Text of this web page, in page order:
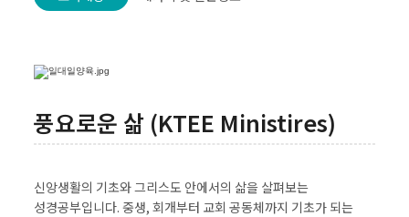
풍요로운 삶 (KTEE Ministires)
신앙생활의 기초와 그리스도 안에서의 삶을 살펴보는
성경공부입니다. 중생, 회개부터 교회 공동체까지 기초가 되는